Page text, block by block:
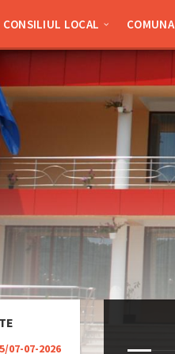
CONSILIUL LOCAL
07-2026